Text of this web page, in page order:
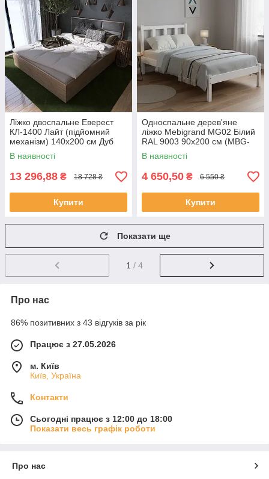
Ліжко двоспальне Еверест
КЛ-1400 Лайт (підйомний
механізм) 140х200 см Дуб
сонома (DTM-4659)
В наявності
13 296,88 ₴ 18 728 ₴
Купити
Односпальне дерев'яне
ліжко Mebigrand MG02 Білий
RAL 9003 90х200 см (MBG-
21879)
В наявності
4 650,50 ₴ 6 550 ₴
Купити
Показати ще
1 / 4
Про нас
86% позитивних з 43 відгуків за рік
Працює з 27.05.2026
м. Київ
Київ, Україна
Контакти
Сьогодні працює з 12:00 до 18:00
Показати весь графік роботи
Про нас